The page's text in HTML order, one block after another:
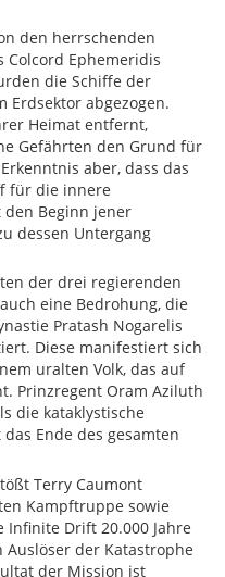
den herrschenden
Colcord Ephemeridis
die Schiffe der
Erdsektor abgezogen.
Heimat entfernt,
Gefährten den Grund für
aber, dass das
für die innere
Beginn jener
dessen Untergang
der drei regierenden
eine Bedrohung, die
Pratash Nogarelis
Diese manifestiert sich
uralten Volk, das auf
Prinzregent Oram Aziluth
die kataklystische
Ende des gesamten
Terry Caumont
Kampftruppe sowie
Drift 20.000 Jahre
der Katastrophe
der Mission ist